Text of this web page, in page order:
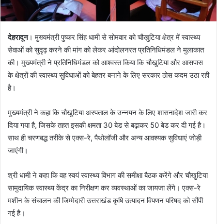
देहरादून। मुख्यमंत्री पुष्कर सिंह धामी से सोमवार को चौखुटिया क्षेत्र में स्वास्थ्य
सेवाओं को सुदृढ़ करने की मांग को लेकर आंदोलनरत प्रतिनिधिमंडल ने मुलाकात
की। मुख्यमंत्री ने प्रतिनिधिमंडल को आश्वस्त किया कि चौखुटिया और आसपास
के क्षेत्रों की स्वास्थ्य सुविधाओं को बेहतर बनाने के लिए सरकार ठोस कदम उठा रही
है।
मुख्यमंत्री ने कहा कि चौखुटिया अस्पताल के उन्नयन के लिए शासनादेश जारी कर
दिया गया है, जिसके तहत इसकी क्षमता 30 बेड से बढ़ाकर 50 बेड कर दी गई है।
साथ ही चरणबद्ध तरीके से एक्स-रे, पैथोलॉजी और अन्य आवश्यक सुविधाएं जोड़ी
जाएंगी।
श्री धामी ने कहा कि वह स्वयं स्वास्थ्य विभाग की समीक्षा बैठक करेंगे और चौखुटिया
सामुदायिक स्वास्थ्य केंद्र का निरीक्षण कर व्यवस्थाओं का जायजा लेंगे। एक्स-रे
मशीन के संचालन की जिम्मेदारी उत्तराखंड कृषि उत्पादन विपणन परिषद को सौंपी
गई है।